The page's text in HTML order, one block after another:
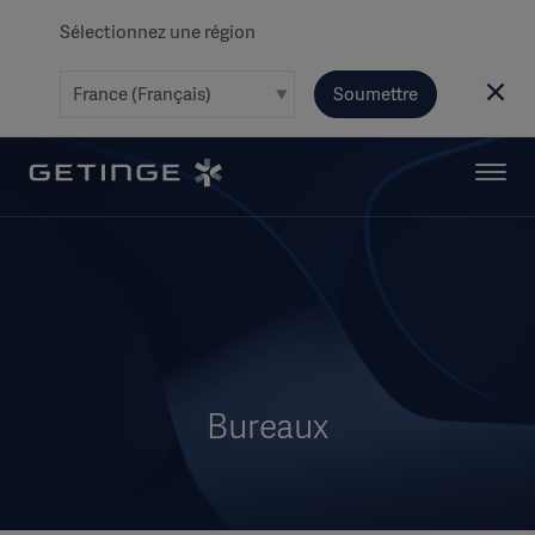
Sélectionnez une région
Soumettre
Bureaux